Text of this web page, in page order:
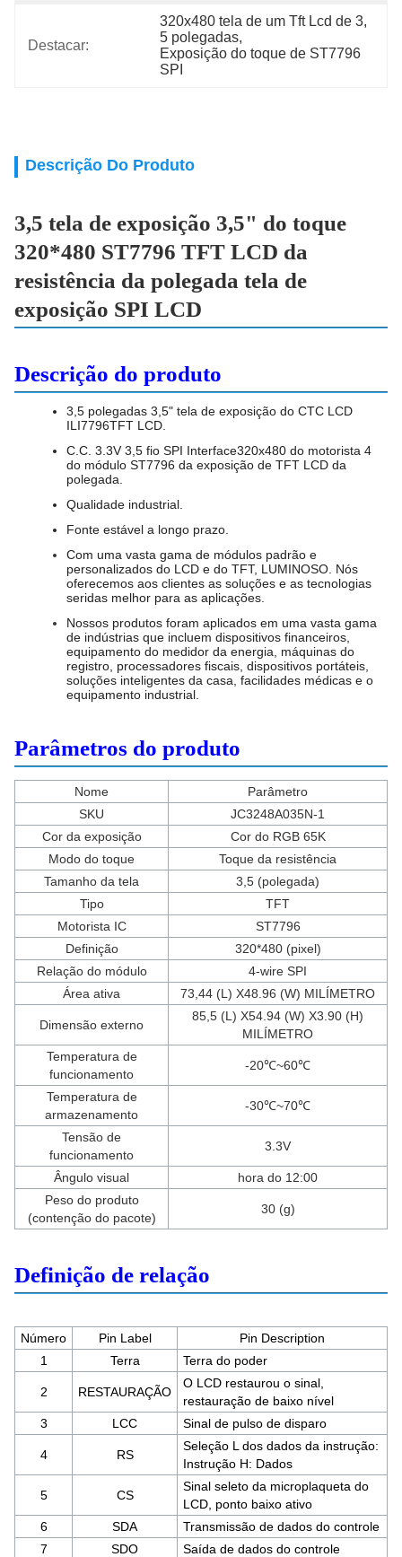
Destacar:
320x480 tela de um Tft Lcd de 3,
5 polegadas,
Exposição do toque de ST7796
SPI
Descrição Do Produto
3,5 tela de exposição 3,5" do toque
320*480 ST7796 TFT LCD da
resistência da polegada tela de
exposição SPI LCD
Descrição do produto
3,5 polegadas 3,5" tela de exposição do CTC LCD
ILI7796TFT LCD.
C.C. 3.3V 3,5 fio SPI Interface320x480 do motorista 4
do módulo ST7796 da exposição de TFT LCD da
polegada.
Qualidade industrial.
Fonte estável a longo prazo.
Com uma vasta gama de módulos padrão e
personalizados do LCD e do TFT, LUMINOSO. Nós
oferecemos aos clientes as soluções e as tecnologias
seridas melhor para as aplicações.
Nossos produtos foram aplicados em uma vasta gama
de indústrias que incluem dispositivos financeiros,
equipamento do medidor da energia, máquinas do
registro, processadores fiscais, dispositivos portáteis,
soluções inteligentes da casa, facilidades médicas e o
equipamento industrial.
Parâmetros do produto
Nome
Parâmetro
SKU
JC3248A035N-1
Cor da exposição
Cor do RGB 65K
Modo do toque
Toque da resistência
Tamanho da tela
3,5 (polegada)
Tipo
TFT
Motorista IC
ST7796
Definição
320*480 (pixel)
Relação do módulo
4-wire SPI
Área ativa
73,44 (L) X48.96 (W) MILÍMETRO
Dimensão externo
85,5 (L) X54.94 (W) X3.90 (H)
MILÍMETRO
Temperatura de
funcionamento
-20℃~60℃
Temperatura de
armazenamento
-30℃~70℃
Tensão de
funcionamento
3.3V
Ângulo visual
hora do 12:00
Peso do produto
(contenção do pacote)
30 (g)
Definição de relação
Número Pin Label
Pin Description
1
Terra Terra do poder
2 RESTAURAÇÃO
O LCD restaurou o sinal,
restauração de baixo nível
3
LCC Sinal de pulso de disparo
4 RS
Seleção L dos dados da instrução:
Instrução H: Dados
5 CS
Sinal seleto da microplaqueta do
LCD, ponto baixo ativo
6
SDA
Transmissão de dados do controle
7
SDO Saída de dados do controle